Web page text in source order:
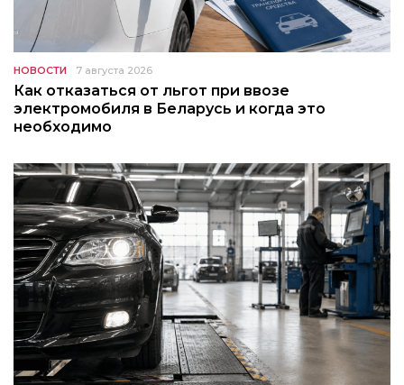
НОВОСТИ 7 августа 2026
Как отказаться от льгот при ввозе
электромобиля в Беларусь и когда это
необходимо